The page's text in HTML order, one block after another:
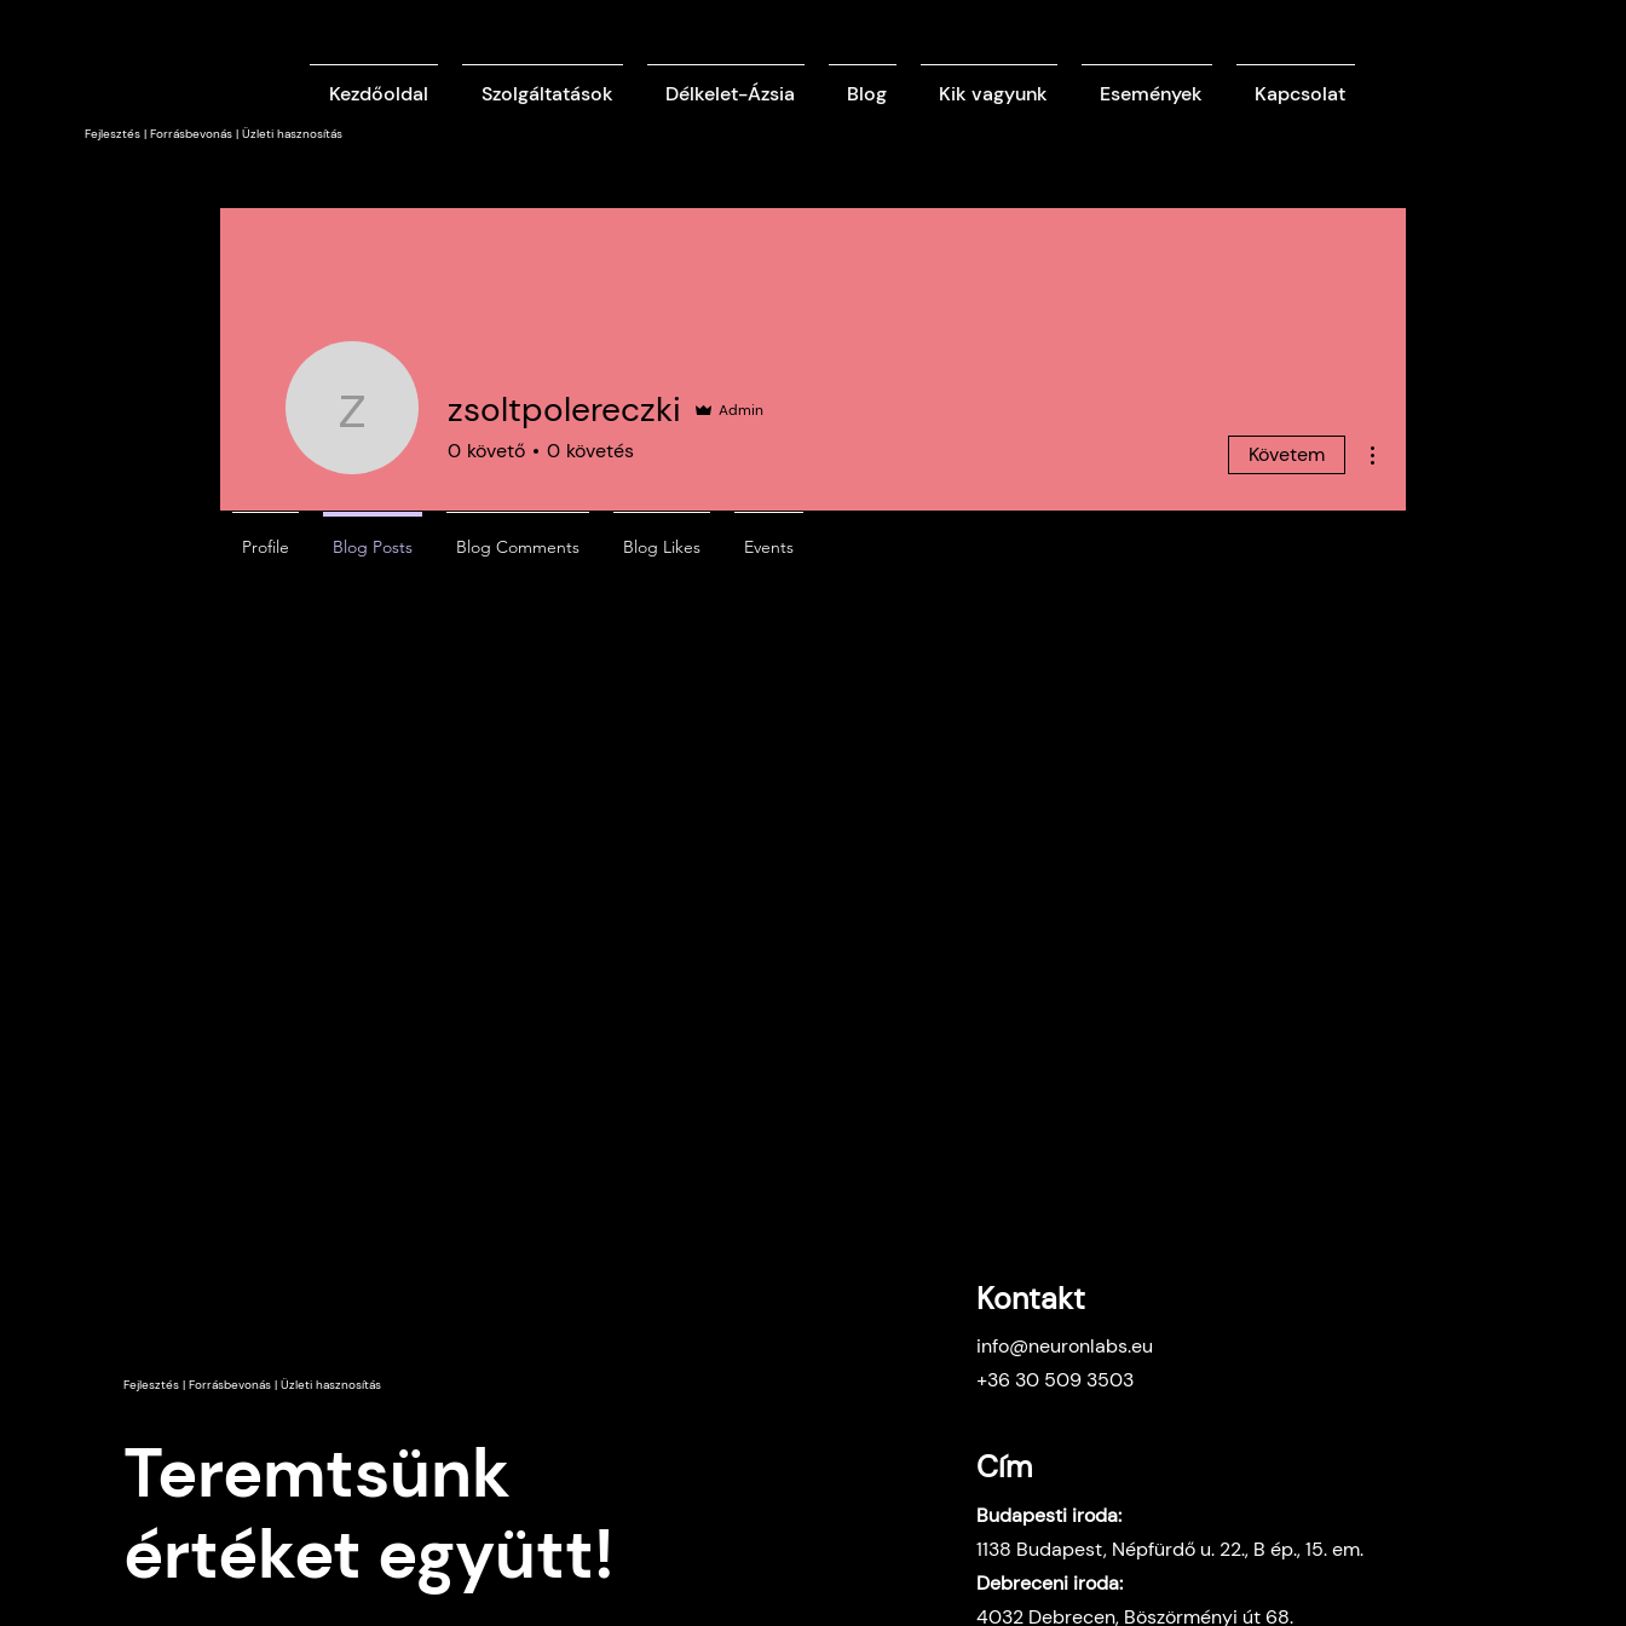
Fejlesztés | Forrásbevonás | Üzleti hasznosítás
Kezdőoldal Szolgáltatások Délkelet-Ázsia Blog Kik vagyunk Események Kapcsolat
zsoltpolereczki
zsoltpolereczki Admin
0 követő 0 követés Követem
Profile Blog Posts Blog Comments Blog Likes Events
Fejlesztés | Forrásbevonás | Üzleti hasznosítás
Teremtsünk
értéket együtt!
Kontakt
info@neuronlabs.eu
+36 30 509 3503
Cím
Budapesti iroda:
1138 Budapest, Népfürdő u. 22., B ép., 15. em.
Debreceni iroda:
4032 Debrecen, Böszörményi út 68.